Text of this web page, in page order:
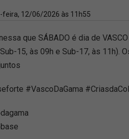
feira, 12/06/2026 às 11h55
que SÁBADO é dia de
15, às 09h e Sub-17, às 11h).
#VascoDaGama